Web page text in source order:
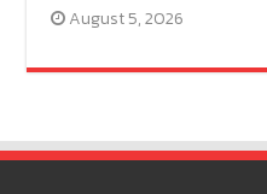
August 5, 2026